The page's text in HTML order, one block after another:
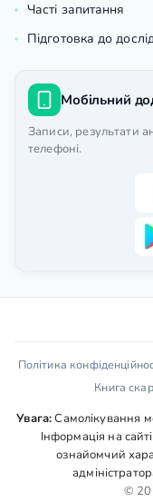
Часті запитання
Підготовка до
Мобільний
Записи, результати
телефоні.
Політика
Книга
Увага:Самолікування
Інформація на
ознайомчий
©